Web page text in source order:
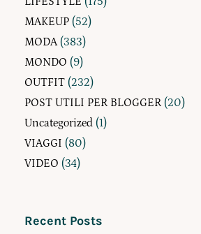
MAKEUP (52)
MODA(383)
MONDO (9)
OUTFIT (232)
POST UTILI PER BLOGGER (20)
Uncategorized (1)
VIAGGI (80)
VIDEO (34)
Recent Posts